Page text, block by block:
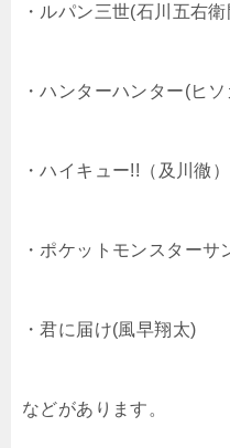
・ルパン三世(石川五右衛
・ハンターハンター(ヒ
・ハイキュー!!（及川徹）
・ポケットモンスター
・君に届け(風早翔太)
などがあります。